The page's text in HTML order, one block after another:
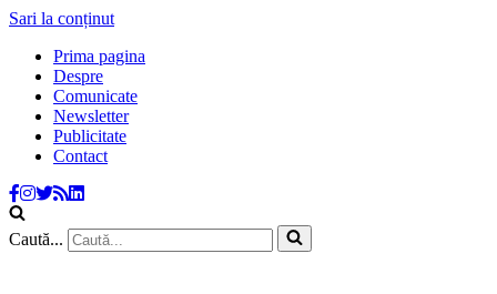
Sari la conținut
Prima pagina
Despre
Comunicate
Newsletter
Publicitate
Contact
Caută...